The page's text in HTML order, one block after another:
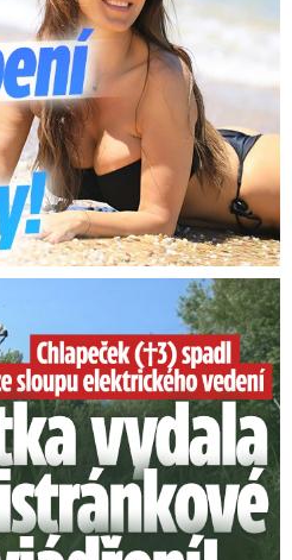
vyjádření na 16 stran